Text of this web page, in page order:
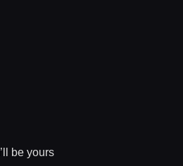
I’ll be yours